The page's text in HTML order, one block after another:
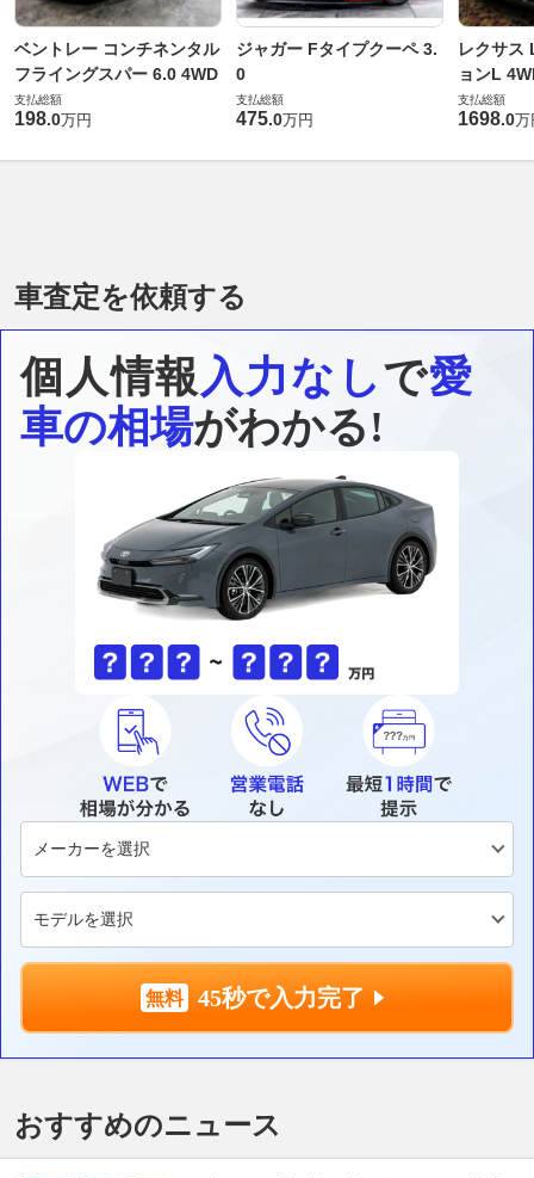
ベントレー コンチネンタル
フライングスパー 6.0 4WD
支払総額
198.0万円
ジャガー Fタイプクーペ 3.
0
支払総額
475.0万円
レクサス
ョンL
支払総額
1698.0万
車査定を依頼する
個人情報入力なしで愛
車の相場がわかる!
45秒で入力完了
おすすめのニュース